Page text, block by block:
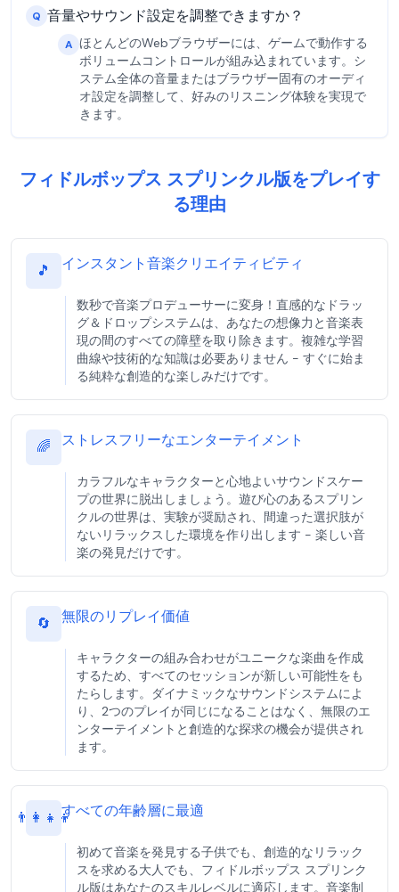
Q 音量やサウンド設定を調整できますか？
A ほとんどのWebブラウザーには、ゲームで動作する
ボリュームコントロールが組み込まれています。シ
ステム全体の音量またはブラウザー固有のオーディ
オ設定を調整して、好みのリスニング体験を実現で
きます。
フィドルボップス スプリンクル版をプレイす
る理由
🎵 インスタント音楽クリエイティビティ
数秒で音楽プロデューサーに変身！直感的なドラッ
グ＆ドロップシステムは、あなたの想像力と音楽表
現の間のすべての障壁を取り除きます。複雑な学習
曲線や技術的な知識は必要ありません - すぐに始ま
る純粋な創造的な楽しみだけです。
🌈 ストレスフリーなエンターテイメント
カラフルなキャラクターと心地よいサウンドスケー
プの世界に脱出しましょう。遊び心のあるスプリン
クルの世界は、実験が奨励され、間違った選択肢が
ないリラックスした環境を作り出します - 楽しい音
楽の発見だけです。
🔄 無限のリプレイ価値
キャラクターの組み合わせがユニークな楽曲を作成
するため、すべてのセッションが新しい可能性をも
たらします。ダイナミックなサウンドシステムによ
り、2つのプレイが同じになることはなく、無限のエ
ンターテイメントと創造的な探求の機会が提供され
ます。
👨‍👩‍👧‍👦すべての年齢層に最適
初めて音楽を発見する子供でも、創造的なリラック
スを求める大人でも、フィドルボップス スプリンク
ル版はあなたのスキルレベルに適応します。音楽制